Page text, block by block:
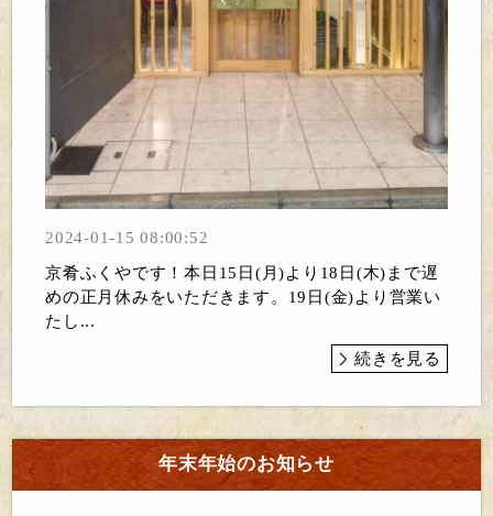
2024-01-15 08:00:52
京肴ふくやです！本日15日(月)より18日(木)まで遅
めの正月休みをいただきます。19日(金)より営業い
たし...
続きを見る
年末年始のお知らせ